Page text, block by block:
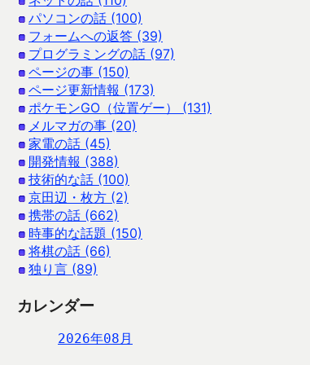
パソコンの話 (100)
フォームへの返答 (39)
プログラミングの話 (97)
ページの事 (150)
ページ更新情報 (173)
ポケモンGO（位置ゲー） (131)
メルマガの事 (20)
家電の話 (45)
開発情報 (388)
技術的な話 (100)
京田辺・枚方 (2)
携帯の話 (662)
時事的な話題 (150)
将棋の話 (66)
独り言 (89)
カレンダー
2026年08月